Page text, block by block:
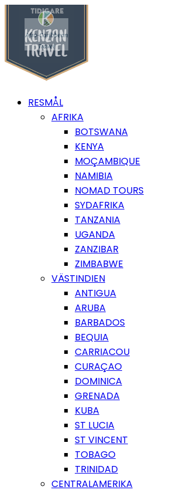
RESMÅL
AFRIKA
BOTSWANA
KENYA
MOÇAMBIQUE
NAMIBIA
NOMAD TOURS
SYDAFRIKA
TANZANIA
UGANDA
ZANZIBAR
ZIMBABWE
VÄSTINDIEN
ANTIGUA
ARUBA
BARBADOS
BEQUIA
CARRIACOU
CURAÇAO
DOMINICA
GRENADA
KUBA
ST LUCIA
ST VINCENT
TOBAGO
TRINIDAD
CENTRALAMERIKA